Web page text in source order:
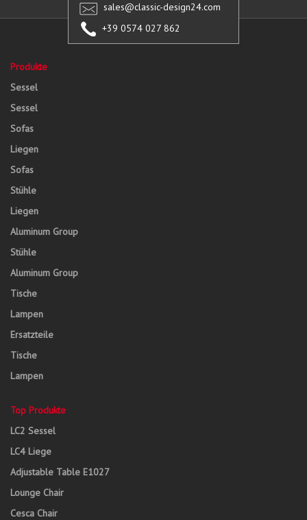
sales@classic-design24.com
+39 0574 027 862
Produkte
Sessel
Sessel
Sofas
Liegen
Sofas
Stühle
Liegen
Aluminum Group
Stühle
Aluminum Group
Tische
Lampen
Ersatzteile
Tische
Lampen
Top Produkte
LC2 Sessel
LC4 Liege
Adjustable Table E1027
Lounge Chair
Cesca Chair